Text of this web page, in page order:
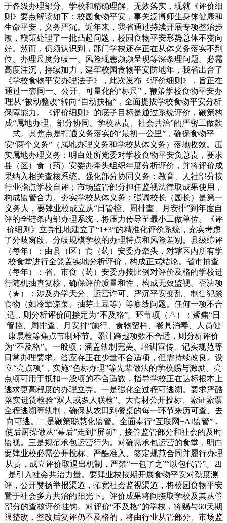
于各级办理部分、学校和精确理解、无效落实，现就《评价细
则》要点解读如下：校园食物平安，事关泛博师生身体健康和
生命平安，义务严沉。近年来，我省通过持续开展专项整治步
履，鞭策处理了一批凸起问题，校园食物平安形势总体不变向
好。然而，仍须认识到，部门学校还存正在从体义务落实不到
位、办理尺度分歧一、风险现患频频呈现等深条理问题。必需
高度注沉，持续加力，建牢校园食物平安防地年，我省出台了
《学校食物平安办理法子》，此次发布《评价细则》，旨正在
通过一套同一、公开、可量化的“标尺”，鞭策学校食物平安办
理从“被动整改”转向“自动扶植”，全面提拔学校食物平安分析
保障能力。《评价细则》的底子目标是通过系统评价，鞭策构
成“属地办理、部分协同、学校从责、社会共治”的严密工做款
式。其焦点是打通义务落实的“最初一公里”，确保食物平
安“两个义务”（属地办理义务和学校从体义务）落地收效。压
实属地办理义务：明白处所党委对学校食物平安负总责，要求
县（区）食（药）安委办牵头组织年度分析评价，并将评价成
果纳入相关查核系统。强化部分协同义务：教育、人社部分按
行业指点学校自评；市场监管部分担任监视法律取成果使用，
构成监管合力。夯实学校从体义务：强调校长（园长）是第一
义务人，要肄业校成立从“日管控、周排查、月安排”到年度自
评的全链条内部办理系统，将压力传导至最小工做单位。《评
价细则》立异性地建立了“1+3”的精准化评价系统，充实考虑
了分歧窗段、分歧规模学校的办理特点和风险差别。县级综评
（每年）：由县（区）食（药）安委办牵头，对辖区内所有学
校食堂进行全笼盖实地分析评价，构成正式结论。省市抽查
（每年）：省、市食（药）安委办按比例对评价及格的学校进
行随机抽查复核，确保评价质量和性，构成无效监视。否决项
（★）：涉及办学天分、运营许可、严沉平安变乱、制售犯禁
食物（如冷荤凉菜、抽芽土豆等）等底线问题。任何一项不合
适，则分析评价间接定为“不及格”。环节项（△）：聚焦“日
管控、周排查、月安排”施行、食物留样、餐具消毒、人员健
康晨检等焦点节制环节。累计跨越项数不合适，则分析评价
为“不及格”。一般项：涵盖轨制完美、培训宣传、记实规范等
日常办理要求。答应存正在少量不合适项，但需持续改良。设
立“亮点项”，实施“色标办理”等先辈做法的学校赐与激励。亮
点项可用于抵扣一般项的不合适数，指导学校正在达标根本上
逃求更高程度的办理立异。一是强化全过程可逃溯。要求严酷
落实进货检验“双人或多人联检”、大食材公开投标、索证索票
全程逃溯等轨制，确保从农田到餐桌的每一环节来历可查、去
向可逃。二是鞭策聪慧化监管。全面奉行“互联网+AI监管”，
使后厨操做从“幕后”走到“屏前”，接管监管部分和社会的及时
监视。三是规范承包运营行为。对确需承包运营的食堂，明白
要肄业校必需公开投标、严酷准入、签定规范合同并履行办理
从责，成立评价取退出机制，严禁“一包了之”“以包代管”。四
是引入社会共治力量。要肄业校按期开展食物平安对劲度测
评，公开赞扬举报渠道，拓宽社会监视渠道，将校园食物平安
置于社会多方共治的阳光下。评价成果将间接取学校及其从管
部分的查核评价挂钩。对评价“不及格”的学校，将赐与60天期
限整改，整改后复评仍不及格的，将由行业从管部分、市场监